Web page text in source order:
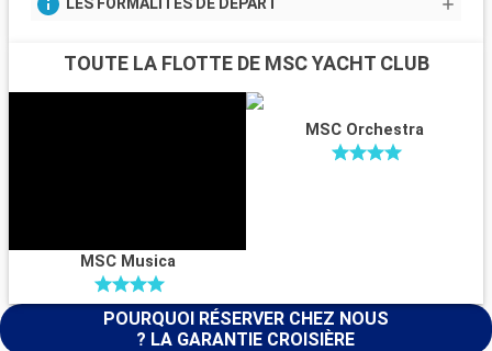
LES FORMALITÉS DE DÉPART
TOUTE LA FLOTTE DE MSC YACHT CLUB
MSC Musica
MSC Orchestra
POURQUOI RÉSERVER CHEZ NOUS
? LA GARANTIE CROISIÈRE